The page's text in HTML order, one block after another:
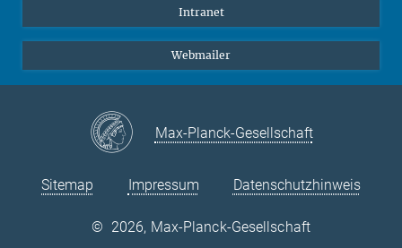
Intranet
Webmailer
Max-Planck-Gesellschaft
Sitemap Impressum Datenschutzhinweis
© 2026, Max-Planck-Gesellschaft